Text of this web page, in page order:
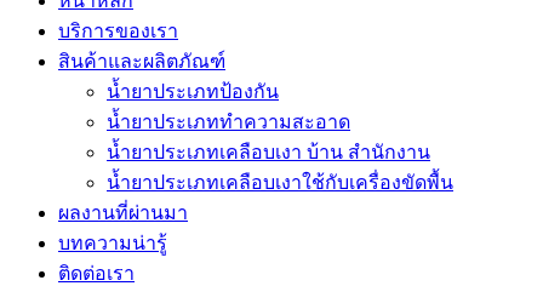
บริการของเรา
สินค้าและผลิตภัณฑ์
น้ำยาประเภทป้องกัน
น้ำยาประเภททำความสะอาด
น้ำยาประเภทเคลือบเงา บ้าน สำนักงาน
น้ำยาประเภทเคลือบเงาใช้กับเครื่องขัดพื้น
ผลงานที่ผ่านมา
บทความน่ารู้
ติดต่อเรา